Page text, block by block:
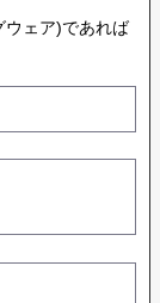
ウェア)であれば